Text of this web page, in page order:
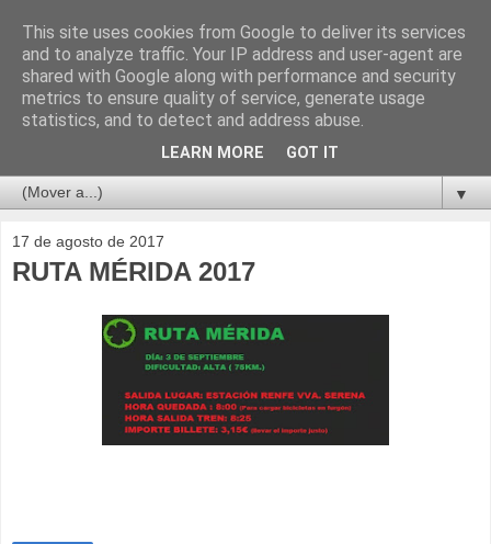
▼
17 de agosto de 2017
RUTA MÉRIDA 2017
This site uses cookies from Google to deliver its services
and to analyze traffic. Your IP address and user-agent are
shared with Google along with performance and security
metrics to ensure quality of service, generate usage
statistics, and to detect and address abuse.
LEARN MORE GOT IT